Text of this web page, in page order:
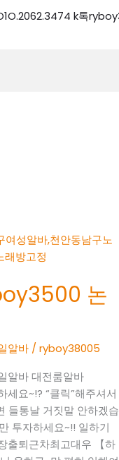
k톡
논
알바 /ryboy38005
알바 대전룸알바
요~!? “클릭”해주셔서
들통날 거짓말 안하겠습
투자하세요~!! 일하기
출퇴근차최고대우 【하